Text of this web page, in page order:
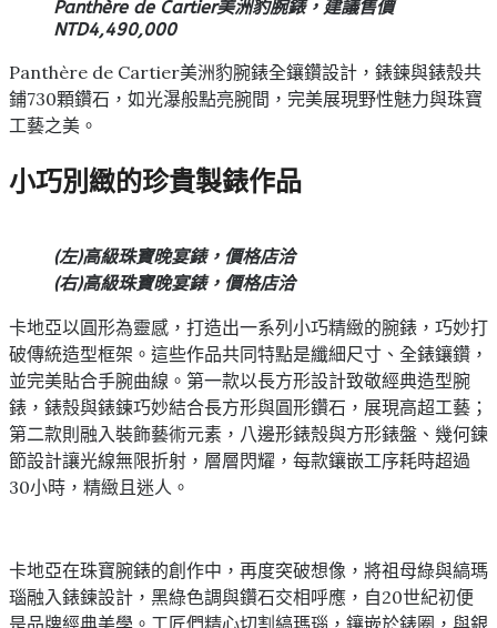
Panthère de Cartier美洲豹腕錶，建議售價
NTD4,490,000
Panthère de Cartier美洲豹腕錶全鑲鑽設計，錶鍊與錶殼共
鋪730顆鑽石，如光瀑般點亮腕間，完美展現野性魅力與珠寶
工藝之美。
小巧別緻的珍貴製錶作品
(左)高級珠寶晚宴錶，價格店洽
(右)高級珠寶晚宴錶，價格店洽
卡地亞以圓形為靈感，打造出一系列小巧精緻的腕錶，巧妙打
破傳統造型框架。這些作品共同特點是纖細尺寸、全錶鑲鑽，
並完美貼合手腕曲線。第一款以長方形設計致敬經典造型腕
錶，錶殼與錶鍊巧妙結合長方形與圓形鑽石，展現高超工藝；
第二款則融入裝飾藝術元素，八邊形錶殼與方形錶盤、幾何鍊
節設計讓光線無限折射，層層閃耀，每款鑲嵌工序耗時超過
30小時，精緻且迷人。
卡地亞在珠寶腕錶的創作中，再度突破想像，將祖母綠與縞瑪
瑙融入錶鍊設計，黑綠色調與鑽石交相呼應，自20世紀初便